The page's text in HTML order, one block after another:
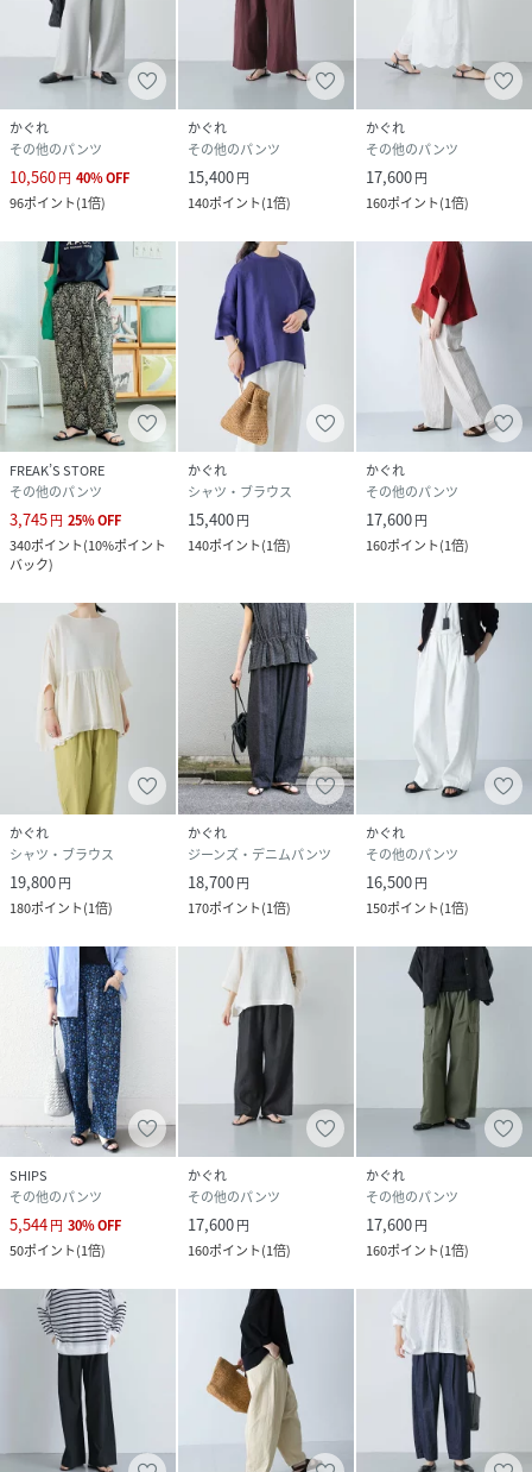
RJ4366_GA26230
GA26230-2040208-p-bD RJ4366)
かぐれ
その他のパンツ
10,560円 40%OFF
96ポイント(1倍)
かぐれ
その他のパンツ
15,400円
140ポイント(1倍)
かぐれ
その他のパンツ
17,600円
160ポイント(1倍)
FREAK’S STORE
その他のパンツ
3,745円 25%OFF
340ポイント(10%ポイント
バック)
かぐれ
シャツ・ブラウス
15,400円
140ポイント(1倍)
かぐれ
その他のパンツ
17,600円
160ポイント(1倍)
かぐれ
シャツ・ブラウス
19,800円
180ポイント(1倍)
かぐれ
ジーンズ・デニムパンツ
18,700円
170ポイント(1倍)
かぐれ
その他のパンツ
16,500円
150ポイント(1倍)
SHIPS
その他のパンツ
5,544円 30%OFF
50ポイント(1倍)
かぐれ
その他のパンツ
17,600円
160ポイント(1倍)
かぐれ
その他のパンツ
17,600円
160ポイント(1倍)